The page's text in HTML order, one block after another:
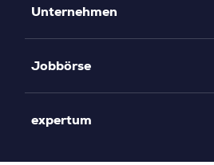
Unternehmen
Jobbörse
expertum